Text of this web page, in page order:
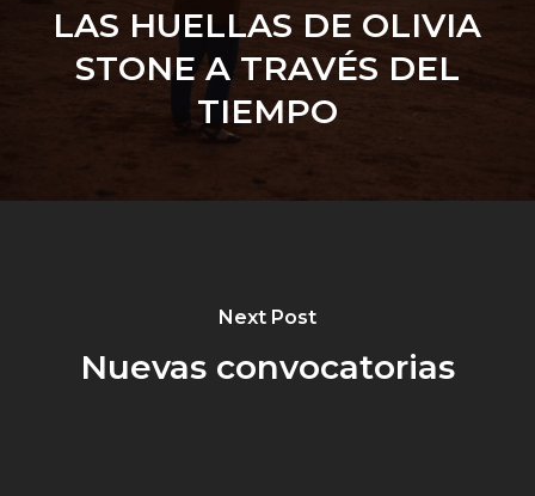
LAS HUELLAS DE OLIVIA
STONE A TRAVÉS DEL
TIEMPO
Next Post
Nuevas convocatorias